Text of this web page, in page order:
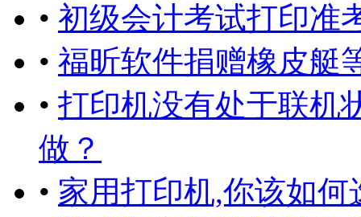
• 初级会计考试打印准
• 福昕软件捐赠橡皮艇
• 打印机没有处于联机
做？
• 家用打印机,你该如何